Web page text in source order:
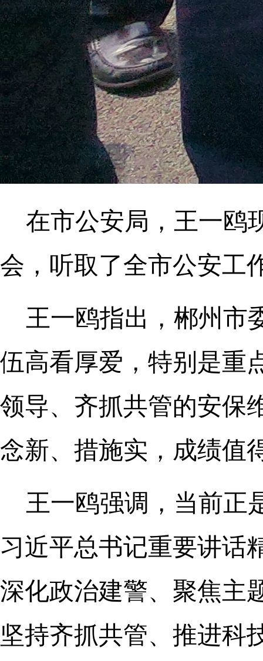
在市公安局，王一鸥
会，听取了全市公安工
王一鸥指出，郴州市
伍高看厚爱，特别是重
领导、齐抓共管的安保
念新、措施实，成绩值
王一鸥强调，当前正
习近平总书记重要讲话
深化政治建警、聚焦主
坚持齐抓共管、推进科